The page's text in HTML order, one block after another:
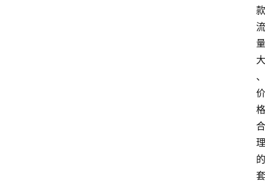
款
流
量
大
、
价
格
合
理
的
套